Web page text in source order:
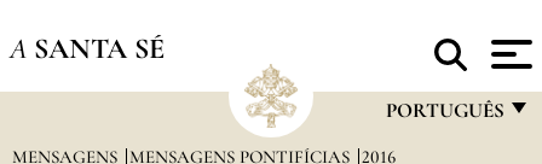
A SANTA SÉ
PORTUGUÊS
FRANÇAIS
MENSAGENS MENSAGENS PONTIFÍCIAS 2016